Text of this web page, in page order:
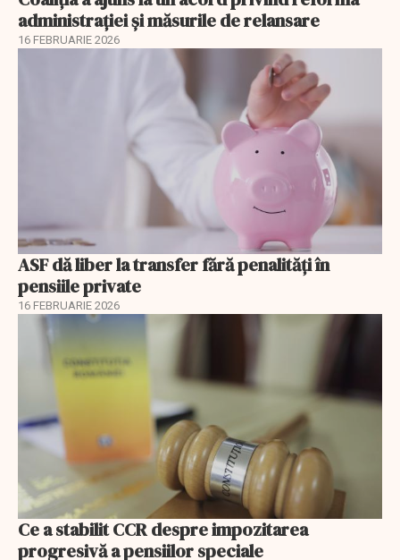
administrației și măsurile de relansare
16 FEBRUARIE 2026
ASF dă liber la transfer fără penalități în
pensiile private
16 FEBRUARIE 2026
Ce a stabilit CCR despre impozitarea
progresivă a pensiilor speciale